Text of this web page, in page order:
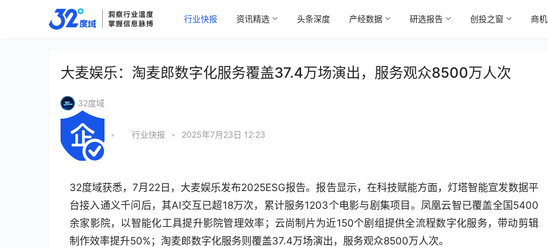
行业快报 资讯精选 头条深度 产经数据 研选报告 创投之窗 商
大麦娱乐：淘麦郎数字化服务覆盖37.4万场演出，服务观众8500万人次
32度域
• 行业快报 • 2025年7月23日 12:23
32度域获悉，7月22日，大麦娱乐发布2025ESG报告。报告显示，在科技赋能方面，灯塔智能宣发数据平
台接入通义千问后，其AI交互已超18万次，累计服务1203个电影与剧集项目。凤凰云智已覆盖全国5400
余家影院，以智能化工具提升影院管理效率；云尚制片为近150个剧组提供全流程数字化服务，带动剪辑
制作效率提升50%；淘麦郎数字化服务则覆盖37.4万场演出，服务观众8500万人次。